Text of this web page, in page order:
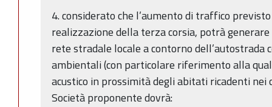
4. considerato che l’aumento di traffico
realizzazione della terza corsia, potrà
rete stradale locale a contorno dell’autostrada
ambientali (con particolare riferimento alla
acustico in prossimità degli abitati ricadenti nei
Società proponente dovrà: